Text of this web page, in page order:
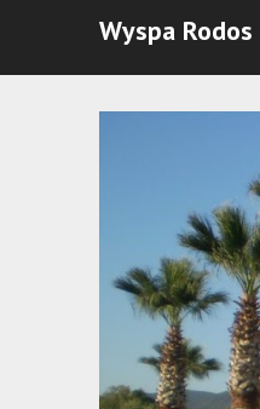
Wyspa Rodos